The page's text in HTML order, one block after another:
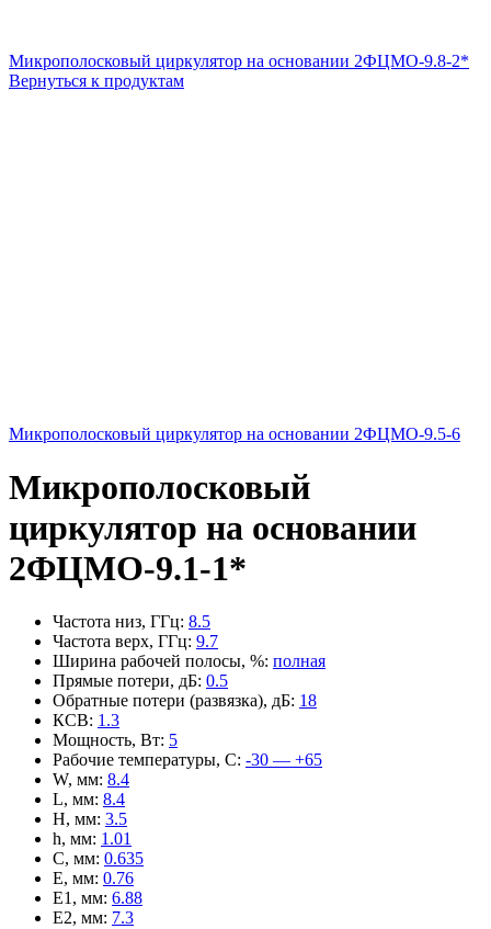
Микрополосковый циркулятор на основании 2ФЦМО-9.8-2*
Вернуться к продуктам
Микрополосковый циркулятор на основании 2ФЦМО-9.5-6
Микрополосковый
циркулятор на основании
2ФЦМО-9.1-1*
Частота низ, ГГц: 8.5
Частота верх, ГГц: 9.7
Ширина рабочей полосы, %: полная
Прямые потери, дБ: 0.5
Обратные потери (развязка), дБ: 18
КСВ: 1.3
Мощность, Вт: 5
Рабочие температуры, С: -30 — +65
W, мм: 8.4
L, мм: 8.4
H, мм: 3.5
h, мм: 1.01
C, мм: 0.635
E, мм: 0.76
E1, мм: 6.88
E2, мм: 7.3